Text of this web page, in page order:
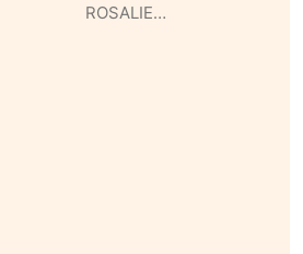
ROSALIE…